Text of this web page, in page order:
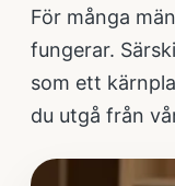
För många
fungerar.
som ett
du utgå från